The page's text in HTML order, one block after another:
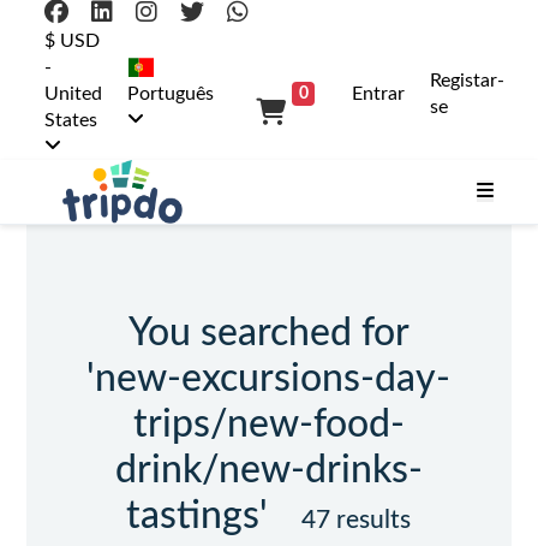
$ USD
-
United
States
Português 0 Entrar
Registar-
se
You searched for
'new-excursions-day-
trips/new-food-
drink/new-drinks-
tastings'
47 results